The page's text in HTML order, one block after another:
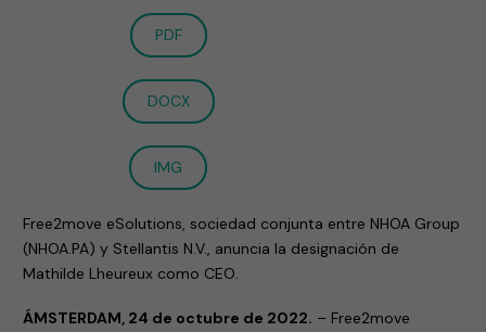
PDF
DOCX
IMG
Free2move eSolutions, sociedad conjunta entre NHOA Group
(NHOA.PA) y Stellantis N.V., anuncia la designación de
Mathilde Lheureux como CEO.
ÁMSTERDAM, 24 de octubre de 2022. – Free2move